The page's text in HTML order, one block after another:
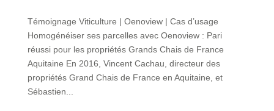
Témoignage Viticulture | Oenoview | Cas d’usage
Homogénéiser ses parcelles avec Oenoview : Pari
réussi pour les propriétés Grands Chais de France
Aquitaine En 2016, Vincent Cachau, directeur des
propriétés Grand Chais de France en Aquitaine, et
Sébastien...